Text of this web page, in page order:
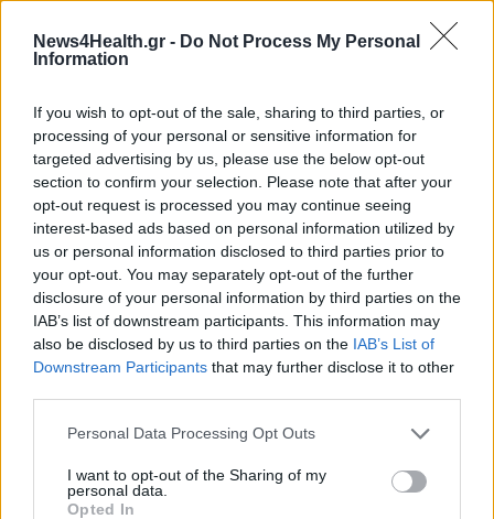
News4Health.gr - Do Not Process My Personal
Information
If you wish to opt-out of the sale, sharing to third parties, or
processing of your personal or sensitive information for
targeted advertising by us, please use the below opt-out
section to confirm your selection. Please note that after your
opt-out request is processed you may continue seeing
interest-based ads based on personal information utilized by
us or personal information disclosed to third parties prior to
your opt-out. You may separately opt-out of the further
disclosure of your personal information by third parties on the
IAB’s list of downstream participants. This information may
also be disclosed by us to third parties on the IAB’s List of
Downstream Participants that may further disclose it to other
Personal Data Processing Opt Outs
I want to opt-out of the Sharing of my
personal data.
Opted In
ΠΕΡΙΣΣΟΤΕΡΑ ΣΤΗΝ ΙΔΙΑ ΚΑΤΗΓΟΡΙΑ
Υγείας δεν οφείλεται μόνο στα
COVID περιστατικά
12 Ιουλίου 2022
Εντοπίστηκε νέα υποπαραλλαγή της
Όμικρον: Και το όνομα αυτής
BA.2.75 με ψευδώνυμο
«Κένταυρος»
13 Ιουλίου 2022
ΣΧΕΤΙΚΑ ΑΡΘΡΑ